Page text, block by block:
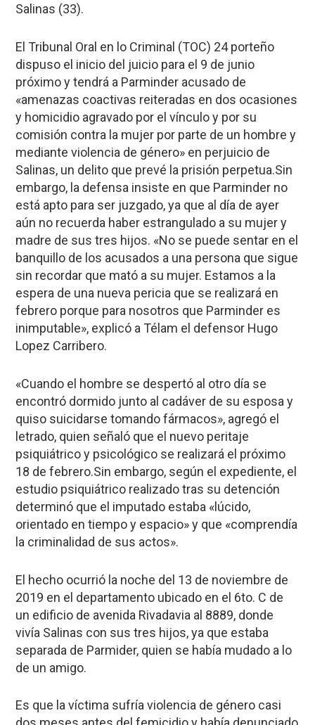
Salinas (33).
El Tribunal Oral en lo Criminal (TOC) 24 porteño
dispuso el inicio del juicio para el 9 de junio
próximo y tendrá a Parminder acusado de
«amenazas coactivas reiteradas en dos ocasiones
y homicidio agravado por el vínculo y por su
comisión contra la mujer por parte de un hombre y
mediante violencia de género» en perjuicio de
Salinas, un delito que prevé la prisión perpetua.Sin
embargo, la defensa insiste en que Parminder no
está apto para ser juzgado, ya que al día de ayer
aún no recuerda haber estrangulado a su mujer y
madre de sus tres hijos. «No se puede sentar en el
banquillo de los acusados a una persona que sigue
sin recordar que mató a su mujer. Estamos a la
espera de una nueva pericia que se realizará en
febrero porque para nosotros que Parminder es
inimputable», explicó a Télam el defensor Hugo
Lopez Carribero.
«Cuando el hombre se despertó al otro día se
encontró dormido junto al cadáver de su esposa y
quiso suicidarse tomando fármacos», agregó el
letrado, quien señaló que el nuevo peritaje
psiquiátrico y psicológico se realizará el próximo
18 de febrero.Sin embargo, según el expediente, el
estudio psiquiátrico realizado tras su detención
determinó que el imputado estaba «lúcido,
orientado en tiempo y espacio» y que «comprendía
la criminalidad de sus actos».
El hecho ocurrió la noche del 13 de noviembre de
2019 en el departamento ubicado en el 6to. C de
un edificio de avenida Rivadavia al 8889, donde
vivía Salinas con sus tres hijos, ya que estaba
separada de Parmider, quien se había mudado a lo
de un amigo.
Es que la víctima sufría violencia de género casi